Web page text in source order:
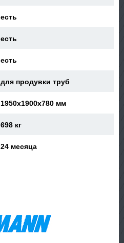
есть
есть
есть
для продувки труб
1950x1900x780 мм
698 кг
24 месяца